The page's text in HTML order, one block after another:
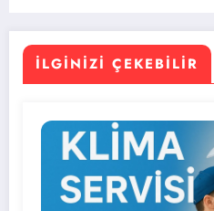
İLGINIZI ÇEKEBILIR